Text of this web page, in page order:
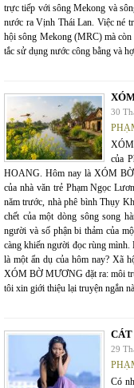
trực tiếp với sông Mekong và
nước ra Vịnh Thái Lan. Việc né
hội sông Mekong (MRC) mà còn
tắc sử dụng nước công bằng và
30
XÓM
của
HOANG. Hôm nay là XÓM
của nhà văn trẻ Phạm Ngọc
năm trước, nhà phê bình Thụy
chết của một dòng sông song
người và số phận bi thảm của
càng khiến người đọc rùng
là một ẩn dụ của hôm nay? Xã
XÓM BỜ MƯƠNG đặt ra: môi
tôi xin giới thiệu lại truyện ngắn
CÁT
29
Có